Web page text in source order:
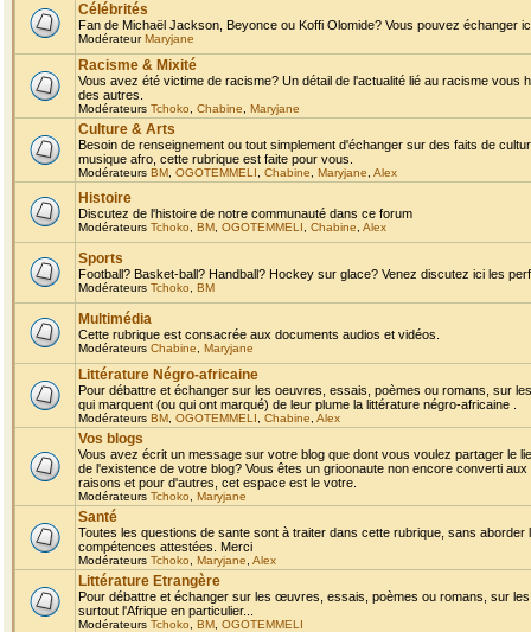
Célébrités
Fan de Michaël Jackson, Beyonce ou Koffi Olomide? Vous pouvez échanger
ModérateurMaryjane
Racisme & Mixité
Vous avez été victime de racisme? Un détail de l'actualité lié au racisme
des autres.
Modérateurs Tchoko Chabine Maryjane
Culture & Arts
Besoin de renseignement ou tout simplement d'échanger sur des faits de
musique afro, cette rubrique est faite pour vous.
Modérateurs BM OGOTEMMELI Chabine Maryjane Alex
Histoire
Discutez de l'histoire de notre communauté dans ce forum
Modérateurs Tchoko BM OGOTEMMELI Chabine Alex
Sports
Football? Basket-ball? Handball? Hockey sur glace? Venez discutez ici les
Modérateurs Tchoko BM
Multimédia
Cette rubrique est consacrée aux documents audios et vidéos.
Modérateurs Chabine Maryjane
Littérature Négro-africaine
Pour débattre et échanger sur les oeuvres, essais, poèmes ou romans, sur
qui marquent (ou qui ont marqué) de leur plume la littérature négro-africaine .
Modérateurs BM OGOTEMMELI Chabine Alex
Vos blogs
Vous avez écrit un message sur votre blog que dont vous voulez partager le
de l'existence de votre blog? Vous êtes un grioonaute non encore converti
raisons et pour d'autres, cet espace est le votre.
Modérateurs Tchoko Maryjane
Santé
Toutes les questions de sante sont à traiter dans cette rubrique, sans
compétences attestées. Merci
Modérateurs Tchoko Maryjane Alex
Littérature Etrangère
Pour débattre et échanger sur les œuvres, essais, poèmes ou romans, sur
surtout l'Afrique en particulier...
Modérateurs Tchoko BM OGOTEMMELI